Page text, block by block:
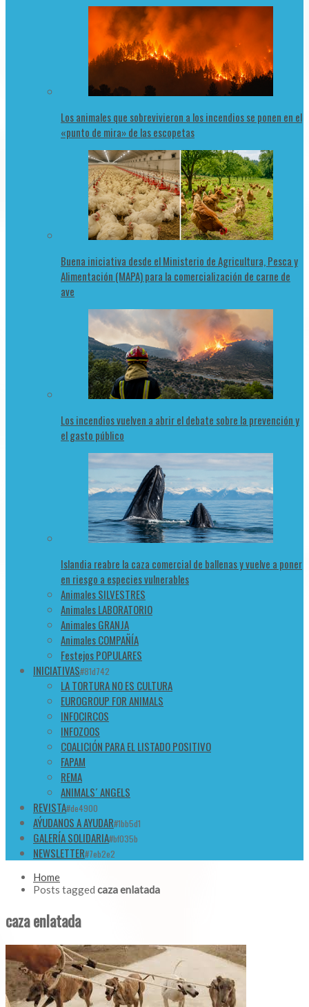
Los animales que sobrevivieron a los incendios se ponen en el
«punto de mira» de las escopetas
Buena iniciativa desde el Ministerio de Agricultura, Pesca y
Alimentación (MAPA) para la comercialización de carne de
ave
Los incendios vuelven a abrir el debate sobre la prevención y
el gasto público
Islandia reabre la caza comercial de ballenas y vuelve a poner
en riesgo a especies vulnerables
Animales SILVESTRES
Animales LABORATORIO
Animales GRANJA
Animales COMPAÑÍA
Festejos POPULARES
INICIATIVAS#81d742
LA TORTURA NO ES CULTURA
EUROGROUP FOR ANIMALS
INFOCIRCOS
INFOZOOS
COALICIÓN PARA EL LISTADO POSITIVO
FAPAM
REMA
ANIMALS´ ANGELS
REVISTA#de4900
AÝUDANOS A AYUDAR#1bb5d1
GALERÍA SOLIDARIA#bf035b
NEWSLETTER#7eb2e2
Home
Posts tagged caza enlatada
caza enlatada